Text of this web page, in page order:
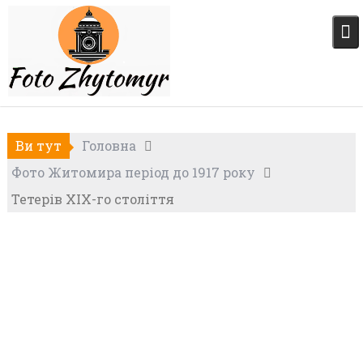
Ви тут
Головна
Фото Житомира період до 1917 року
Тетерів XIX-го століття